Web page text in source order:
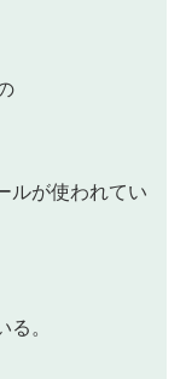
ルが使われてい
。